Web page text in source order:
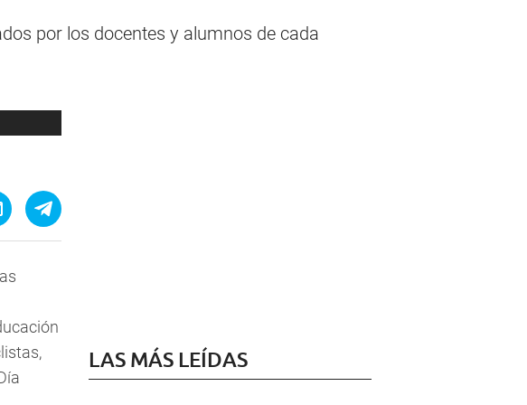
por los docentes y alumnos de cada
LAS MÁS LEÍDAS